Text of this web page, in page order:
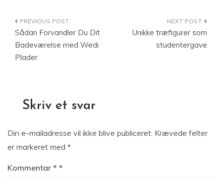
Indlægsnavigation
Sådan Forvandler Du Dit
Badeværelse med Wedi
Plader
Unikke træfigurer som
studentergave
Skriv et svar
Din e-mailadresse vil ikke blive publiceret. Krævede felter
er markeret med *
Kommentar *